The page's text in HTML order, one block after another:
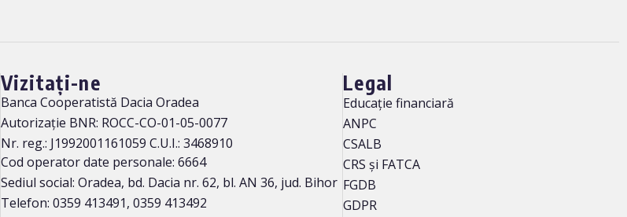
Vizitați-ne
Banca Cooperatistă Dacia Oradea
Autorizație BNR: ROCC-CO-01-05-0077
Nr. reg.: J1992001161059 C.U.I.: 3468910
Cod operator date personale: 6664
Sediul social: Oradea, bd. Dacia nr. 62, bl. AN 36, jud. Bihor
Telefon: 0359 413491, 0359 413492
Legal
Educație financiară
ANPC
CSALB
CRS și FATCA
FGDB
GDPR